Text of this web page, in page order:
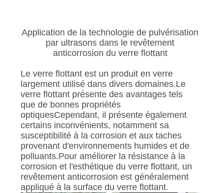
PLAN
SITE
POLITIQUE
CONFIDENTIALITÉ
Application de la technologie de pulvérisation
par ultrasons dans le revêtement
anticorrosion du verre flottant
Le verre flottant est un produit en verre
largement utilisé dans divers domaines.Le
verre flottant présente des avantages tels
que de bonnes propriétés
optiquesCependant, il présente également
certains inconvénients, notamment sa
susceptibilité à la corrosion et aux taches
provenant d'environnements humides et de
polluants.Pour améliorer la résistance à la
corrosion et l'esthétique du verre flottant, un
revêtement anticorrosion est généralement
appliqué à la surface du verre flottant.